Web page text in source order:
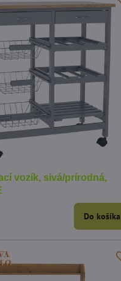
vozík, sivá/prírodná,
Do košíka